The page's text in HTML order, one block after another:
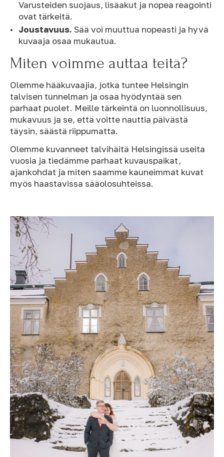
Varusteiden suojaus, lisäakut ja nopea reagointi
ovat tärkeitä.
Joustavuus. Sää voi muuttua nopeasti ja hyvä
kuvaaja osaa mukautua.
Miten voimme auttaa teitä?
Olemme hääkuvaajia, jotka tuntee Helsingin
talvisen tunnelman ja osaa hyödyntää sen
parhaat puolet. Meille tärkeintä on luonnollisuus,
mukavuus ja se, että voitte nauttia päivästä
täysin, säästä riippumatta.
Olemme kuvanneet talvihäitä Helsingissä useita
vuosia ja tiedämme parhaat kuvauspaikat,
ajankohdat ja miten saamme kauneimmat kuvat
myös haastavissa sääolosuhteissa.